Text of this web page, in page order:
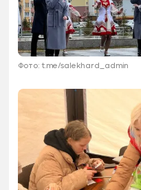
Фото: t.me/salekhard_admin